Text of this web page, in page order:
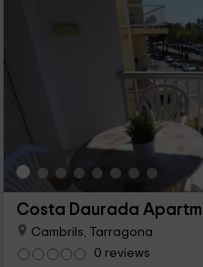
Costa Daurada
Cambrils, Tarragona
0 reviews